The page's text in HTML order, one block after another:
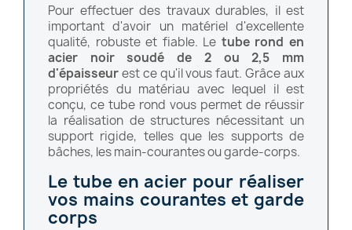
Pour effectuer des travaux durables, il est
important d'avoir un matériel d'excellente
qualité, robuste et fiable. Le tube rond en
acier noir soudé de 2 ou 2,5 mm
d'épaisseurest ce qu'il vous faut. Grâce aux
propriétés du matériau avec lequel il est
conçu, ce tube rond vous permet de réussir
la réalisation de structures nécessitant un
support rigide, telles que les supports de
bâches, les main-courantes ou garde-corps.
Le tube en acier pour réaliser
vos mains courantes et garde
corps